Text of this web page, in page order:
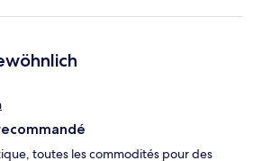
dans des dosettes. Un peu de
produit local de qualité. En
pour une nuit mais qui mise
de gamme
toutes les commodités pour des